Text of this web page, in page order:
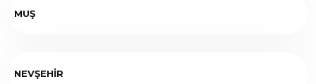
MUŞ
NEVŞEHİR